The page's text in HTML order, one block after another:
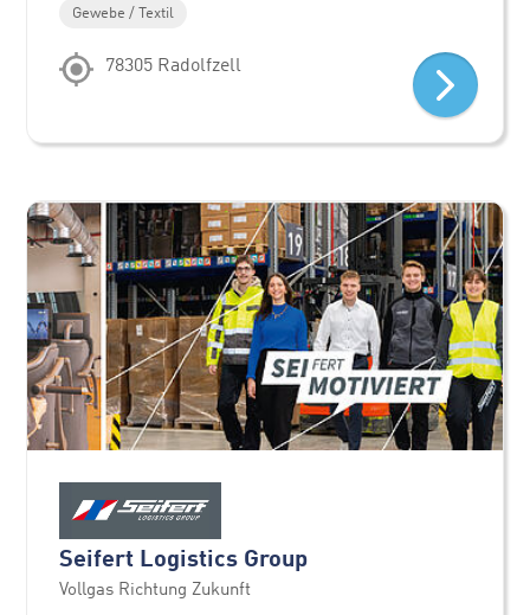
Gewebe / Textil
78305 Radolfzell
Seifert Logistics Group
Vollgas Richtung Zukunft